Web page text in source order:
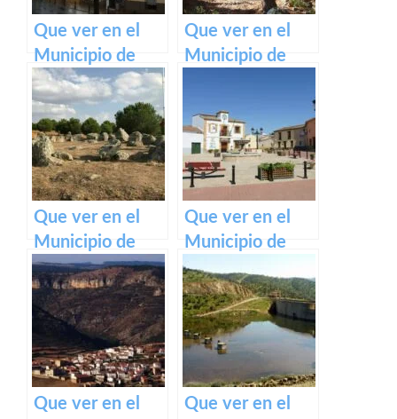
Que ver en el
Municipio de
Fernán Caballero
en Castilla La
Mancha
Que ver en el
Municipio de
Castilla La
Mancha
Que ver en el
Municipio de
Totanés en
Castilla La
Mancha
Que ver en el
Municipio de
Alcolea de Tajo
en Castilla La
Mancha
Que ver en el
Que ver en el